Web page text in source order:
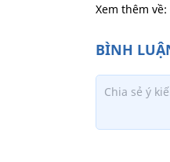
Xem thêm về: